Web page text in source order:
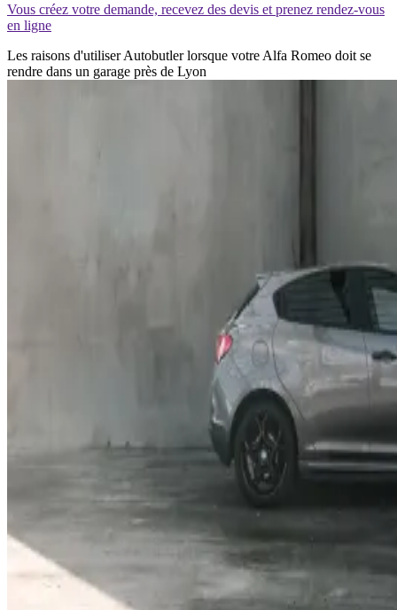
Vous créez votre demande, recevez des devis et prenez rendez-vous
en ligne
Les raisons d'utiliser Autobutler lorsque votre Alfa Romeo doit se
rendre dans un garage près de Lyon